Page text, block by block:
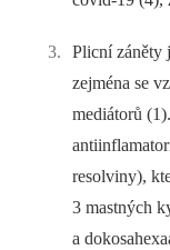
Plicní záněty
zejména se
mediátorů
resolviny),
3 mastných
a